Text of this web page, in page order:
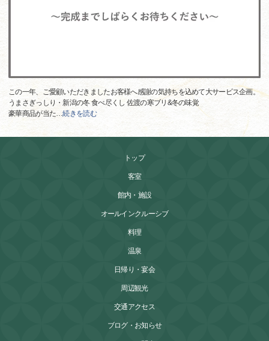
この一年、ご愛顧いただきましたお客様へ感謝の気持ちを込めて大サービス企画。
うまさぎっしり・新潟の冬 食べ尽くし 佐渡の寒ブリ&冬の味覚
豪華商品が当た…続きを読む
トップ
客室
館内・施設
オールインクルーシブ
料理
温泉
日帰り・宴会
周辺観光
交通アクセス
ブログ・お知らせ